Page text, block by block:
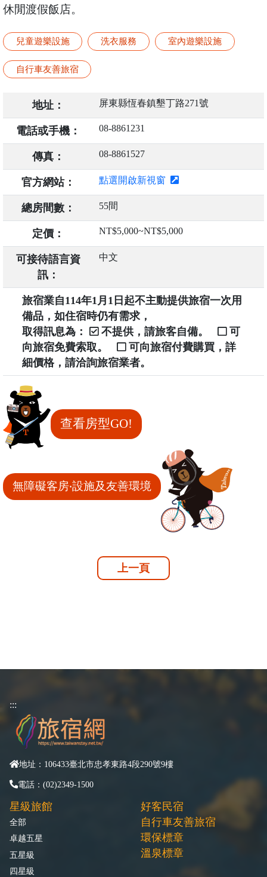
休閒渡假飯店。
兒童遊樂設施 洗衣服務 室內遊樂設施
自行車友善旅宿
地址： 屏東縣恆春鎮墾丁路271號
電話或手機： 08-8861231
傳真： 08-8861527
官方網站： 點選開啟新視窗
總房間數： 55間
定價： NT$5,000~NT$5,000
可接待語言資
訊：
中文
旅宿業自114年1月1日起不主動提供旅宿一次用
備品，如住宿時仍有需求，
取得訊息為：
不提供，請旅客自備。
可
向旅宿免費索取。
可向旅宿付費購買，詳
細價格，請洽詢旅宿業者。
查看房型GO!
無障礙客房‧設施及友善環境
上一頁
:::
地址：106433臺北市忠孝東路4段290號9樓
電話：(02)2349-1500
星級旅館
全部
卓越五星
五星級
四星級
好客民宿
自行車友善旅宿
環保標章
溫泉標章